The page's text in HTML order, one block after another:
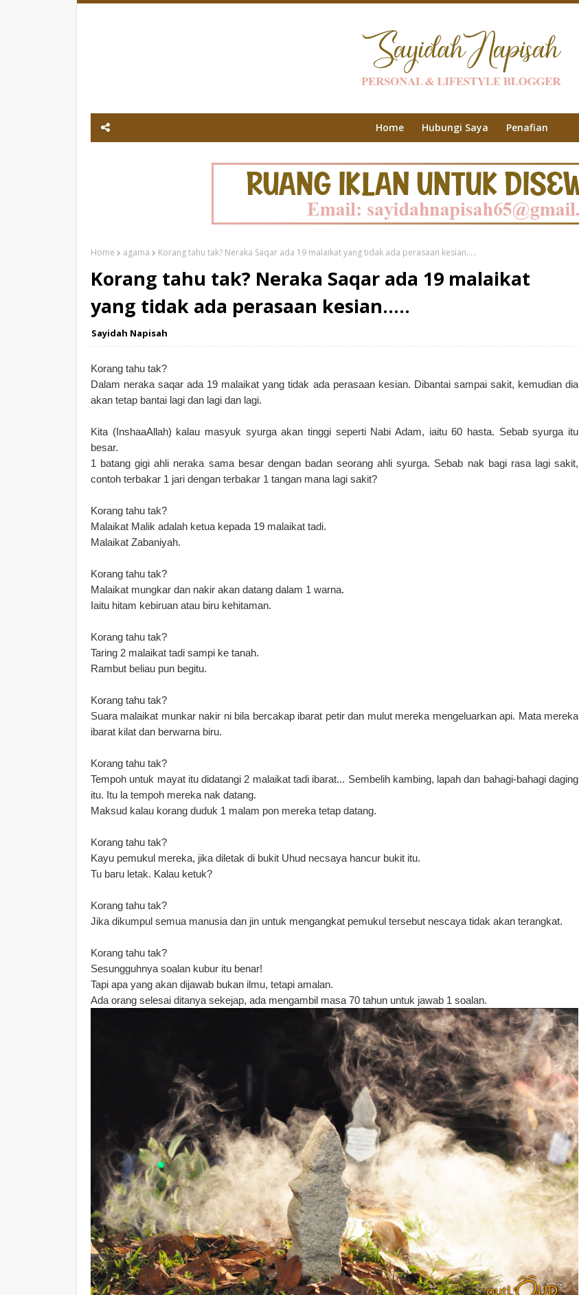
Home Hubungi Saya Penafian
Home agama Korang tahu tak? Neraka Saqar ada 19 malaikat yang tidak ada perasaan kesian.....
Korang tahu tak? Neraka Saqar ada 19 malaikat
yang tidak ada perasaan kesian.....
Sayidah Napisah
Korang tahu tak?
Dalam neraka saqar ada 19 malaikat yang tidak ada perasaan kesian. Dibantai sampai sakit, kemudian dia
akan tetap bantai lagi dan lagi dan lagi.
Kita (InshaaAllah) kalau masyuk syurga akan tinggi seperti Nabi Adam, iaitu 60 hasta. Sebab syurga itu
besar.
1 batang gigi ahli neraka sama besar dengan badan seorang ahli syurga. Sebab nak bagi rasa lagi sakit,
contoh terbakar 1 jari dengan terbakar 1 tangan mana lagi sakit?
Korang tahu tak?
Malaikat Malik adalah ketua kepada 19 malaikat tadi.
Malaikat Zabaniyah.
Korang tahu tak?
Malaikat mungkar dan nakir akan datang dalam 1 warna.
Iaitu hitam kebiruan atau biru kehitaman.
Korang tahu tak?
Taring 2 malaikat tadi sampi ke tanah.
Rambut beliau pun begitu.
Korang tahu tak?
Suara malaikat munkar nakir ni bila bercakap ibarat petir dan mulut mereka mengeluarkanapi. Mata mereka
ibarat kilat dan berwarna biru.
Korang tahu tak?
Tempoh untuk mayat itu didatangi 2 malaikat tadi ibarat... Sembelih kambing, lapah dan bahagi-bahagi daging
itu. Itu la tempoh mereka nak datang.
Maksud kalau korang duduk 1 malam pon mereka tetap datang.
Korang tahu tak?
Kayu pemukul mereka, jika diletak di bukit Uhud necsaya hancur bukit itu.
Tu baru letak. Kalau ketuk?
Korang tahu tak?
Jika dikumpul semua manusia dan jin untuk mengangkat pemukul tersebut nescaya tidak akan terangkat.
Korang tahu tak?
Sesungguhnya soalan kubur itu benar!
Tapi apa yang akan dijawab bukan ilmu, tetapi amalan.
Ada orang selesai ditanya sekejap, ada mengambil masa 70 tahun untuk jawab 1 soalan.